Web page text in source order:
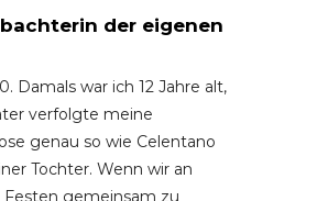
der eigenen
Damals war ich 12 Jahre alt,
verfolgte meine
genau so wie Celentano
Tochter. Wenn wir an
Festen gemeinsam zu